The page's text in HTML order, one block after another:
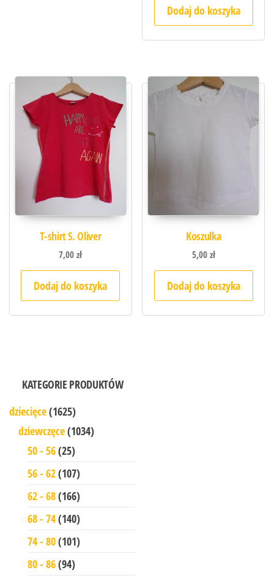
Dodaj do koszyka
T-shirt S. Oliver
7,00zł
Dodaj do koszyka
Koszulka
5,00zł
Dodaj do koszyka
KATEGORIE PRODUKTÓW
dziecięce(1625)
dziewczęce(1034)
50 - 56(25)
56 - 62(107)
62 - 68(166)
68 - 74(140)
74 - 80(101)
80 - 86(94)